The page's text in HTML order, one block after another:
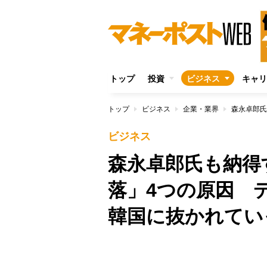
トップ 投資 ビジネス キャ
トップ ビジネス 企業・業界
ビジネス
森永卓郎氏も納
落」4つの原因
韓国に抜かれてい